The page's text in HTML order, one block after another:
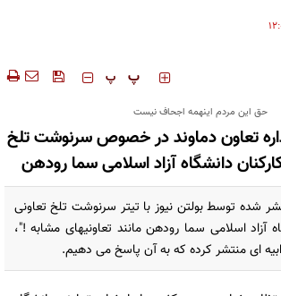
‍‍‍ پ پ
حق این مردم اینهمه اجحاف نیست
تعاون دماوند در خصوص سرنوشت تلخ
دانشگاه آزاد اسلامی سما رودهن
شده توسط بولتن نیوز با تیتر سرنوشت تلخ تعاونی
آزاد اسلامی سما رودهن مانند تعاونیهای مشابه !"،
ای منتشر کرده که به آن پاسخ می دهیم.